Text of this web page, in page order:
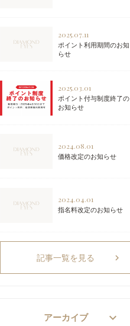
2025.07.11
ポイント利用期間のお知
らせ
2025.03.01
ポイント付与制度終了の
お知らせ
2024.08.01
価格改定のお知らせ
2024.04.01
指名料改定のお知らせ
記事一覧を見る chevron_right
アーカイブ keyboard_arrow_down